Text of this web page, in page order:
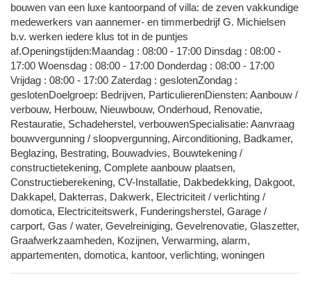
bouwen van een luxe kantoorpand of villa: de zeven vakkundige
medewerkers van aannemer- en timmerbedrijf G. Michielsen
b.v. werken iedere klus tot in de puntjes
af.Openingstijden:Maandag : 08:00 - 17:00 Dinsdag : 08:00 -
17:00 Woensdag : 08:00 - 17:00 Donderdag : 08:00 - 17:00
Vrijdag : 08:00 - 17:00 Zaterdag : geslotenZondag :
geslotenDoelgroep: Bedrijven, ParticulierenDiensten: Aanbouw /
verbouw, Herbouw, Nieuwbouw, Onderhoud, Renovatie,
Restauratie, Schadeherstel, verbouwenSpecialisatie: Aanvraag
bouwvergunning / sloopvergunning, Airconditioning, Badkamer,
Beglazing, Bestrating, Bouwadvies, Bouwtekening /
constructietekening, Complete aanbouw plaatsen,
Constructieberekening, CV-Installatie, Dakbedekking, Dakgoot,
Dakkapel, Dakterras, Dakwerk, Electriciteit / verlichting /
domotica, Electriciteitswerk, Funderingsherstel, Garage /
carport, Gas / water, Gevelreiniging, Gevelrenovatie, Glaszetter,
Graafwerkzaamheden, Kozijnen, Verwarming, alarm,
appartementen, domotica, kantoor, verlichting, woningen